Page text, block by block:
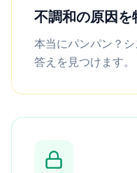
不調和の原因を
本当にパンパン？
答えを見つけます。